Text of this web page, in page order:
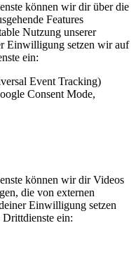
können wir dir über die
Features
Nutzung unserer
Einwilligung setzen wir auf
ein:
Event Tracking)
Consent Mode,
können wir dir Videos
die von externen
Einwilligung setzen
ein: